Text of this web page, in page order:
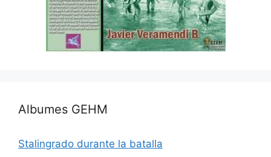
Albumes GEHM
Stalingrado durante la batalla